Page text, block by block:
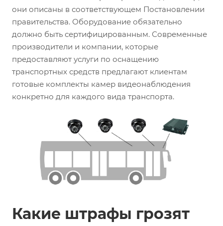
они описаны в соответствующем Постановлении
правительства. Оборудование обязательно
должно быть сертифицированным. Современные
производители и компании, которые
предоставляют услуги по оснащению
транспортных средств предлагают клиентам
готовые комплекты камер видеонаблюдения
конкретно для каждого вида транспорта.
Какие штрафы грозят